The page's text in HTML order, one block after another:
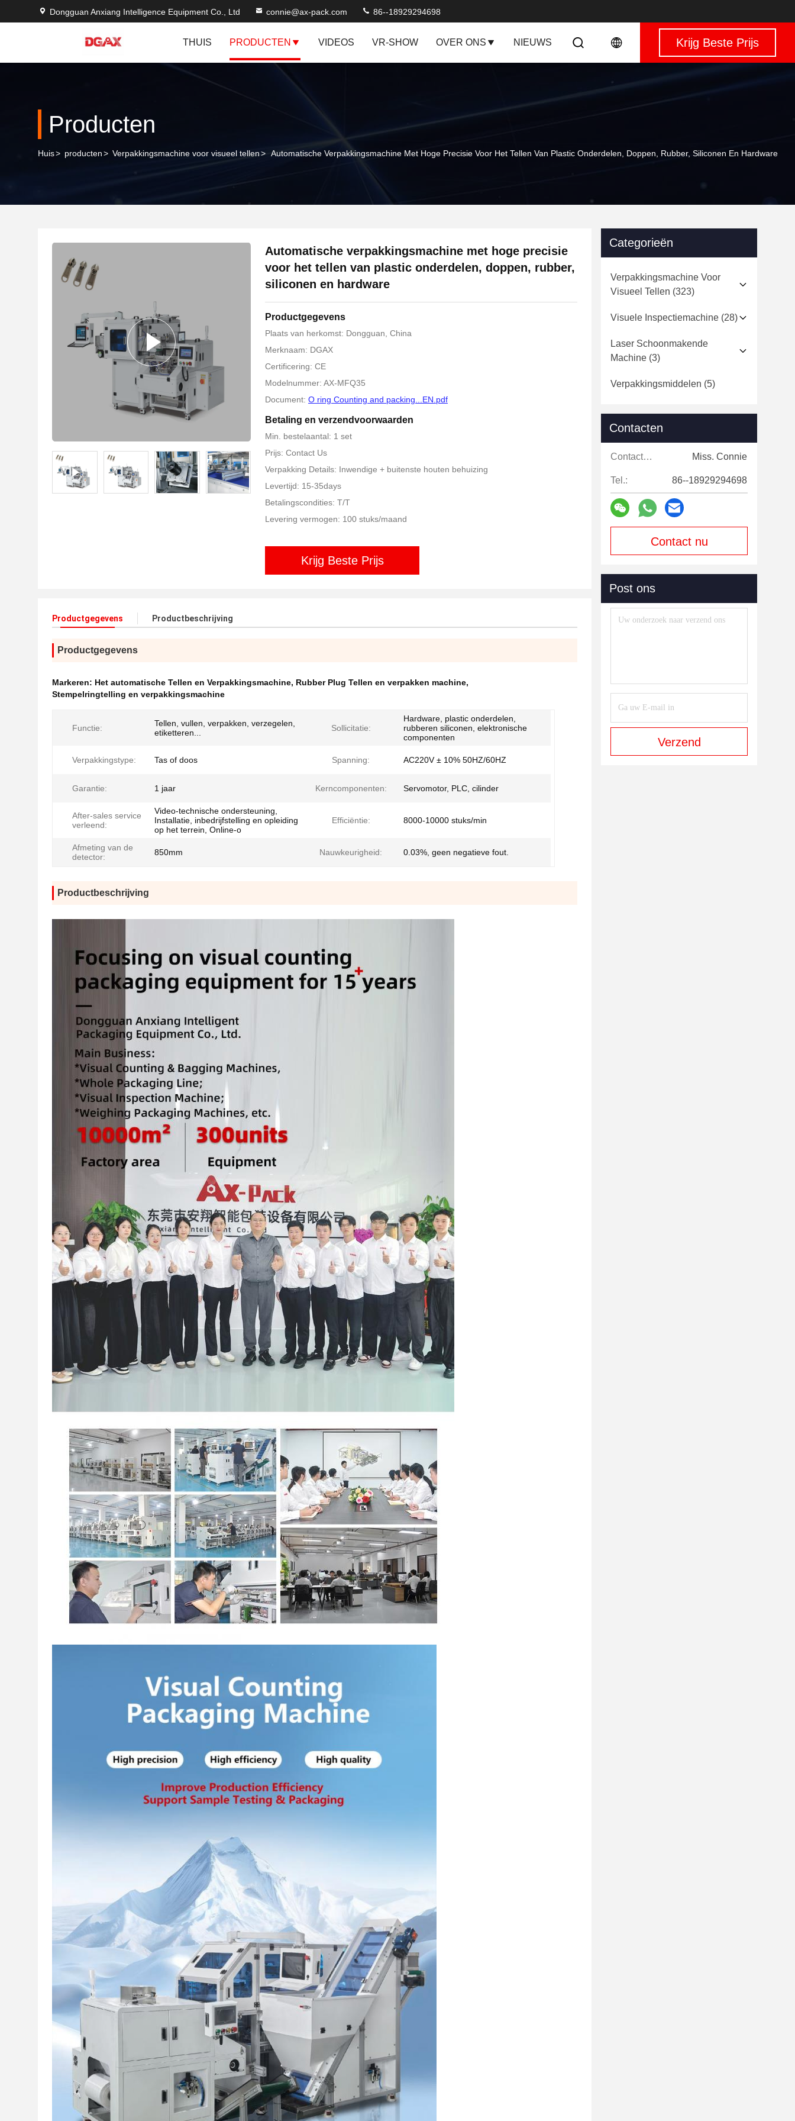
Dongguan Anxiang Intelligence Equipment Co., Ltd connie@ax-pack.com 86--18929294698
THUIS PRODUCTEN VIDEOS VR-SHOW OVER ONS NIEUWS Krijg Beste Prijs
Producten
Huis> producten> Verpakkingsmachine voor visueel tellen> Automatische Verpakkingsmachine Met Hoge Precisie Voor Het Tellen Van Plastic Onderdelen, Doppen, Rubber, Siliconen En Hardware
Automatische verpakkingsmachine met hoge precisie
voor het tellen van plastic onderdelen, doppen, rubber,
siliconen en hardware
Productgegevens
Plaats van herkomst: Dongguan, China
Merknaam: DGAX
Certificering: CE
Modelnummer: AX-MFQ35
Document: O ring Counting and packing...EN.pdf
Betaling en verzendvoorwaarden
Min. bestelaantal: 1 set
Prijs: Contact Us
Verpakking Details: Inwendige + buitenste houten behuizing
Levertijd: 15-35days
Betalingscondities: T/T
Levering vermogen: 100 stuks/maand
Krijg Beste Prijs
Productgegevens Productbeschrijving
Productgegevens
Markeren: Het automatische Tellen en Verpakkingsmachine, Rubber Plug Tellen en verpakken machine,
Stempelringtelling en verpakkingsmachine
Functie:
Tellen, vullen, verpakken, verzegelen,
etiketteren...
Sollicitatie:
Hardware, plastic onderdelen,
rubberen siliconen, elektronische
componenten
Verpakkingstype: Tas of doos Spanning: AC220V ± 10% 50HZ/60HZ
Garantie: 1 jaar Kerncomponenten: Servomotor, PLC, cilinder
After-sales service
verleend:
Video-technische ondersteuning,
Installatie, inbedrijfstelling en opleiding
op het terrein, Online-o
Efficiëntie: 8000-10000 stuks/min
Afmeting van de
detector:
850mm Nauwkeurigheid: 0.03%, geen negatieve fout.
Productbeschrijving
Categorieën
Verpakkingsmachine Voor
Visueel Tellen (323)
Visuele Inspectiemachine (28)
Laser Schoonmakende
Machine (3)
Verpakkingsmiddelen (5)
Contacten
Contacten: Miss. Connie
Tel.: 86--18929294698
Contact nu
Post ons
Verzend